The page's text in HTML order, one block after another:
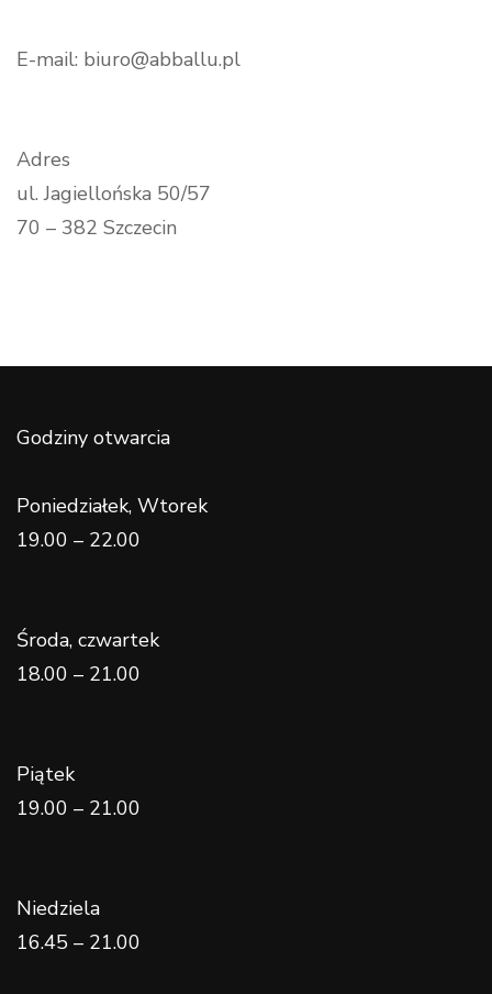
E-mail: biuro@abballu.pl
Adres
ul. Jagiellońska 50/57
70 – 382 Szczecin
Godziny otwarcia
Poniedziałek, Wtorek
19.00 – 22.00
Środa, czwartek
18.00 – 21.00
Piątek
19.00 – 21.00
Niedziela
16.45 – 21.00